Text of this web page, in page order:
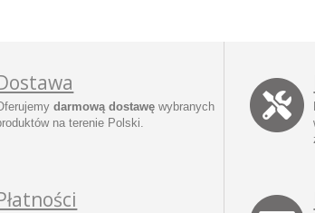
darmową dostawę wybranych
na terenie Polski.